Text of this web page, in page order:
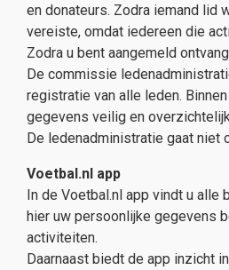
en donateurs. Zodra iemand lid
vereiste, omdat iedereen die
Zodra u bent aangemeld
De commissie
registratie van alle leden.
gegevens veilig en
De ledenadministratie gaat niet
Voetbal.nl app
In de Voetbal.nl app vindt u alle
hier uw persoonlijke gegevens
activiteiten.
Daarnaast biedt de app inzicht